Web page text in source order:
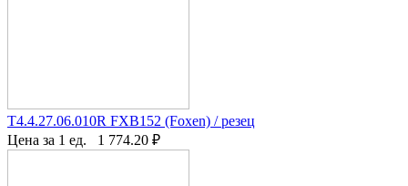
T4.4.27.06.010R FXB152 (Foxen) / резец
Цена за 1 ед.
1 774.20 ₽